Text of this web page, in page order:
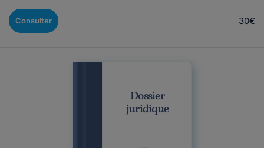
Consulter 30€
Dossier
juridique